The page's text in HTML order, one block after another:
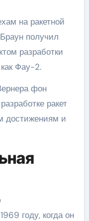
на ракетной
получил
разработки
Фау-2.
фон
ракет
достижениям и
году, когда он